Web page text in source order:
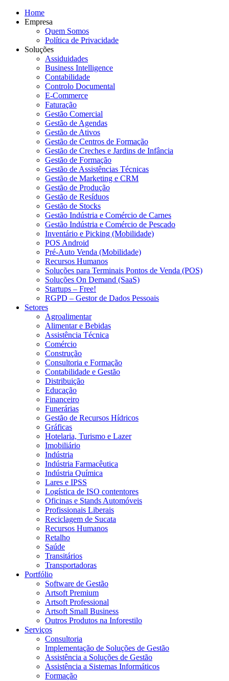
Home
Empresa
Quem Somos
Política de Privacidade
Soluções
Assiduidades
Business Intelligence
Contabilidade
Controlo Documental
E-Commerce
Faturação
Gestão Comercial
Gestão de Agendas
Gestão de Ativos
Gestão de Centros de Formação
Gestão de Creches e Jardins de Infância
Gestão de Formação
Gestão de Assistências Técnicas
Gestão de Marketing e CRM
Gestão de Produção
Gestão de Resíduos
Gestão de Stocks
Gestão Indústria e Comércio de Carnes
Gestão Indústria e Comércio de Pescado
Inventário e Picking (Mobilidade)
POS Android
Pré-Auto Venda (Mobilidade)
Recursos Humanos
Soluções para Terminais Pontos de Venda (POS)
Soluções On Demand (SaaS)
Startups – Free!
RGPD – Gestor de Dados Pessoais
Setores
Agroalimentar
Alimentar e Bebidas
Assistência Técnica
Comércio
Construção
Consultoria e Formação
Contabilidade e Gestão
Distribuição
Educação
Financeiro
Funerárias
Gestão de Recursos Hídricos
Gráficas
Hotelaria, Turismo e Lazer
Imobiliário
Indústria
Indústria Farmacêutica
Indústria Química
Lares e IPSS
Logística de ISO contentores
Oficinas e Stands Automóveis
Profissionais Liberais
Reciclagem de Sucata
Recursos Humanos
Retalho
Saúde
Transitários
Transportadoras
Portfólio
Software de Gestão
Artsoft Premium
Artsoft Professional
Artsoft Small Business
Outros Produtos na Inforestilo
Serviços
Consultoria
Implementação de Soluções de Gestão
Assistência a Soluções de Gestão
Assistência a Sistemas Informáticos
Formação